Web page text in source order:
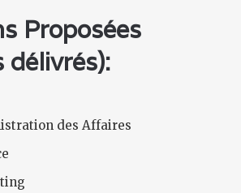
Proposées
délivrés):
des Affaires